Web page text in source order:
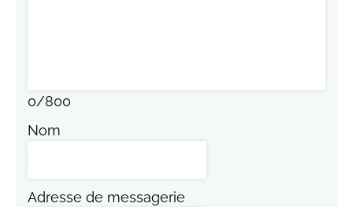
0/800
Nom
Adresse de messagerie